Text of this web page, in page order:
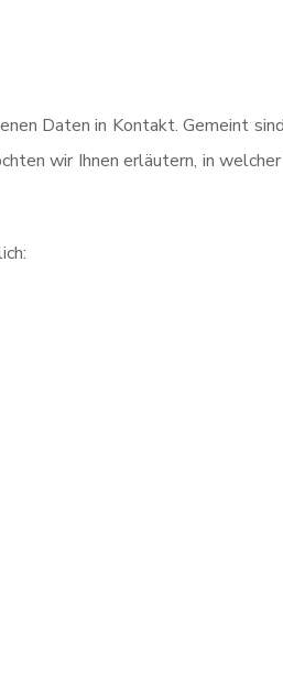
Daten in Kontakt. Gemeint
wir Ihnen erläutern, in